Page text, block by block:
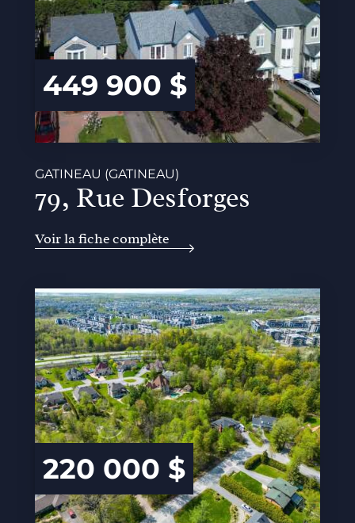
449 900 $
GATINEAU (GATINEAU)
79, Rue Desforges
Voir la fiche complète
220 000 $